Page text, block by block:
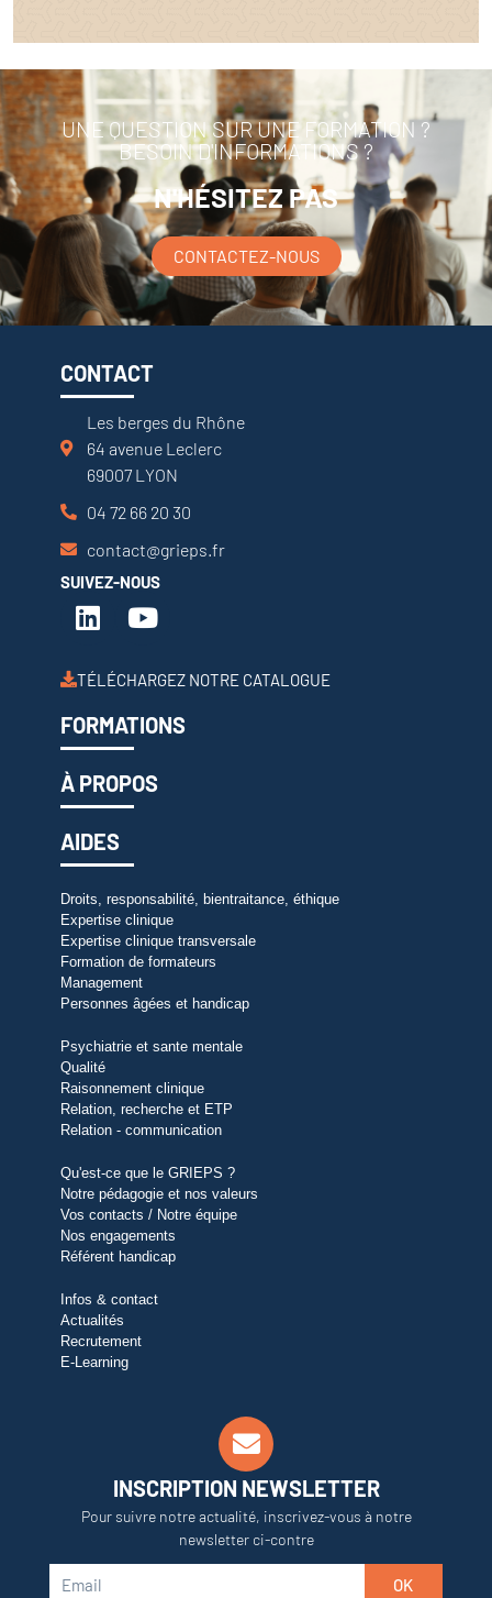
UNE QUESTION SUR UNE FORMATION ?
BESOIN D'INFORMATIONS ?
N'HÉSITEZ PAS
CONTACTEZ-NOUS
CONTACT
Les berges du Rhône
64 avenue Leclerc
69007 LYON
04 72 66 20 30
contact@grieps.fr
SUIVEZ-NOUS
TÉLÉCHARGEZ NOTRE CATALOGUE
FORMATIONS
À PROPOS
AIDES
Droits, responsabilité, bientraitance, éthique
Expertise clinique
Expertise clinique transversale
Formation de formateurs
Management
Personnes âgées et handicap
Psychiatrie et sante mentale
Qualité
Raisonnement clinique
Relation, recherche et ETP
Relation - communication
Qu'est-ce que le GRIEPS ?
Notre pédagogie et nos valeurs
Vos contacts / Notre équipe
Nos engagements
Référent handicap
Infos & contact
Actualités
Recrutement
E-Learning
INSCRIPTION NEWSLETTER
Pour suivre notre actualité, inscrivez-vous à notre
newsletter ci-contre
OK